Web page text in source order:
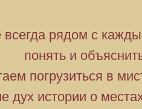
всегда рядом с
понять и
погрузиться в
дух истории о